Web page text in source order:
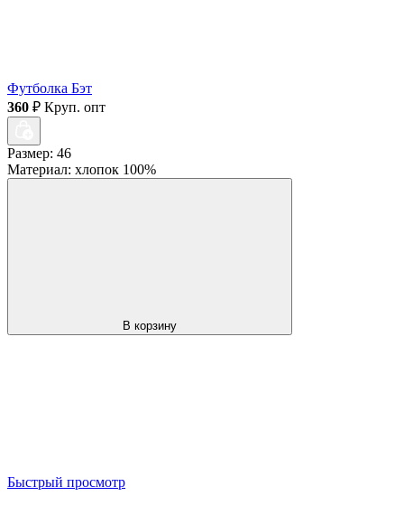
Футболка Бэт
360 ₽ Круп. опт
Размер: 46
Материал: хлопок 100%
В корзину
Быстрый просмотр